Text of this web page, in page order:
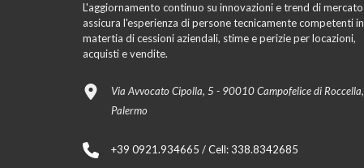
L'aggiornamento continuo su innovazioni e trend di mercato
assicura l'esperienza di persone tecnicamente competenti in
matertia di cessioni aziendali, stime e perizie per locazioni,
acquisti e vendite.
Via Avvocato Cipolla, 5 - 90010 Campofelice di Roccella,
Palermo
+39 0921.934665 / Cell: 338.8342685